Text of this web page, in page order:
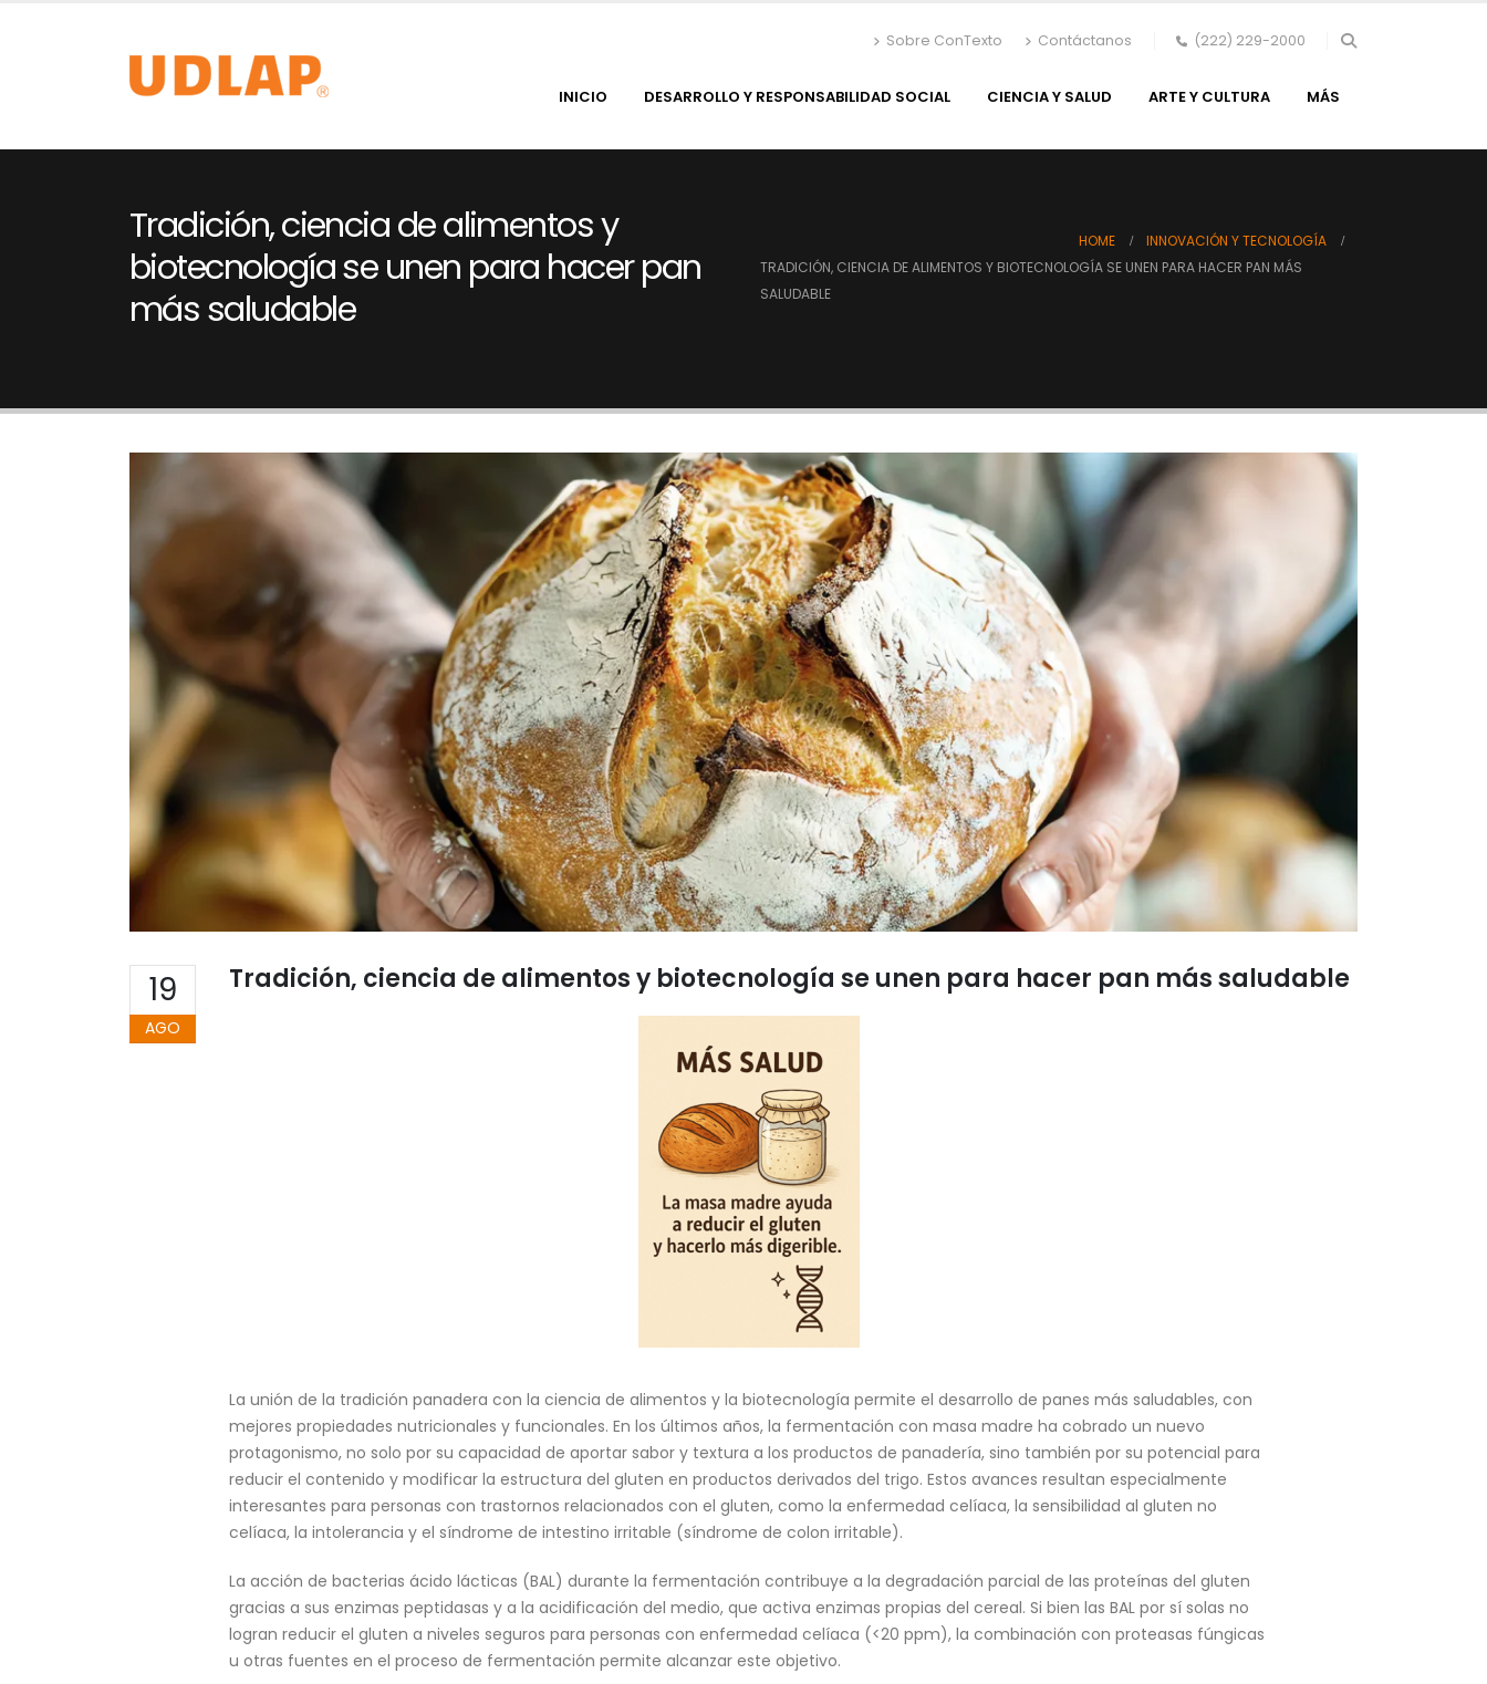
Sobre ConTexto Contáctanos (222) 229-2000
INICIO DESARROLLO Y RESPONSABILIDAD SOCIAL CIENCIA Y SALUD ARTE Y CULTURA MÁS
Tradición, ciencia de alimentos y
biotecnología se unen para hacer pan
más saludable
HOME
INNOVACIÓN Y TECNOLOGÍA
TRADICIÓN, CIENCIA DE ALIMENTOS Y BIOTECNOLOGÍA SE UNEN PARA HACER PAN MÁS
SALUDABLE
19
AGO
Tradición, ciencia de alimentos y biotecnología se unen para hacer pan más saludable
La unión de la tradición panadera con la ciencia de alimentos y la biotecnología permite el desarrollo de panes más saludables, con
mejores propiedades nutricionales y funcionales. En los últimos años, la fermentación con masa madre ha cobrado un nuevo
protagonismo, no solo por su capacidad de aportar sabor y textura a los productos de panadería, sino también por su potencial para
reducir el contenido y modificar la estructura del gluten en productos derivados del trigo. Estos avances resultan especialmente
interesantes para personas con trastornos relacionados con el gluten, como la enfermedad celíaca, la sensibilidad al gluten no
celíaca, la intolerancia y el síndrome de intestino irritable (síndrome de colon irritable).
La acción de bacterias ácido lácticas (BAL) durante la fermentación contribuye a la degradación parcial de las proteínas del gluten
gracias a sus enzimas peptidasas y a la acidificación del medio, que activa enzimas propias del cereal. Si bien las BAL por sí solas no
logran reducir el gluten a niveles seguros para personas con enfermedad celíaca (<20 ppm), la combinación con proteasas fúngicas
u otras fuentes en el proceso de fermentación permite alcanzar este objetivo.